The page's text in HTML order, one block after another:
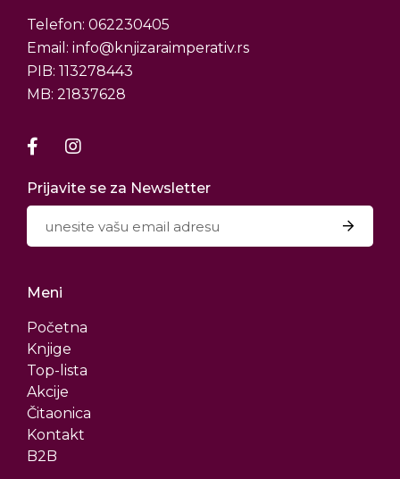
Telefon: 062230405
Email: info@knjizaraimperativ.rs
PIB: 113278443
MB: 21837628
Prijavite se za Newsletter
Meni
Početna
Knjige
Top-lista
Akcije
Čitaonica
Kontakt
B2B